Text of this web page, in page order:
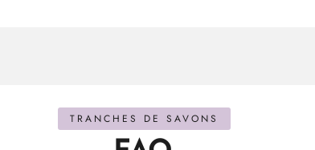
TRANCHES DE SAVONS